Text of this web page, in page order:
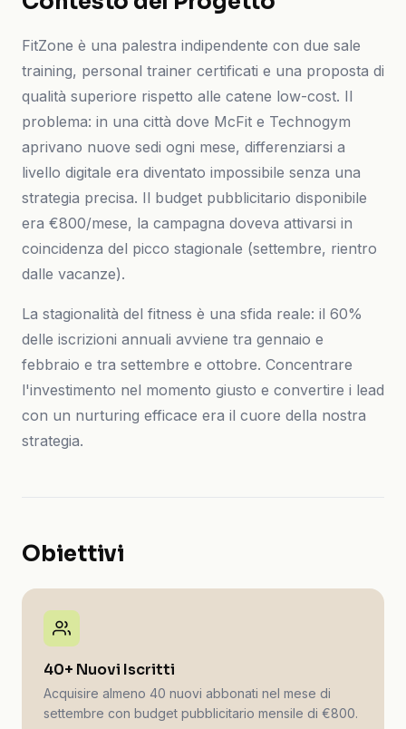
FitZone è una palestra indipendente con due sale
training, personal trainer certificati e una proposta di
qualità superiore rispetto alle catene low-cost. Il
problema: in una città dove McFit e Technogym
aprivano nuove sedi ogni mese, differenziarsi a
livello digitale era diventato impossibile senza una
strategia precisa. Il budget pubblicitario disponibile
era €800/mese, la campagna doveva attivarsi in
coincidenza del picco stagionale (settembre, rientro
dalle vacanze).
La stagionalità del fitness è una sfida reale: il 60%
delle iscrizioni annuali avviene tra gennaio e
febbraio e tra settembre e ottobre. Concentrare
l'investimento nel momento giusto e convertire i lead
con un nurturing efficace era il cuore della nostra
strategia.
Obiettivi
40+ Nuovi Iscritti
Acquisire almeno 40 nuovi abbonati nel mese di
settembre con budget pubblicitario mensile di €800.